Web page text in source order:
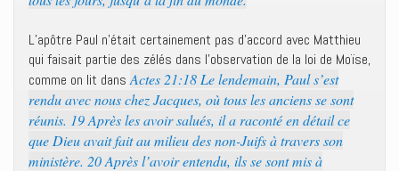
L’apôtre Paul n’était certainement pas d’accord avec Matthieu
qui faisait partie des zélés dans l’observation de la loi de Moïse,
comme on lit dansActes 21:18 Le lendemain, Paul s’est
rendu avec nous chez Jacques, où tous les anciens se sont
réunis. 19 Après les avoir salués, il a raconté en détail ce
que Dieu avait fait au milieu des non-Juifs à travers son
ministère. 20 Après l’avoir entendu, ils se sont mis à